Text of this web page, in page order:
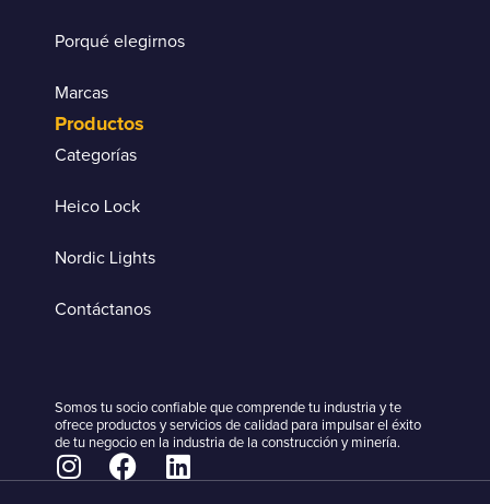
Somos tu socio confiable que comprende tu industria y te
ofrece productos y servicios de calidad para impulsar el éxito
de tu negocio en la industria de la construcción y minería.
Porqué elegirnos
Marcas
Productos
Categorías
Heico Lock
Nordic Lights
Contáctanos